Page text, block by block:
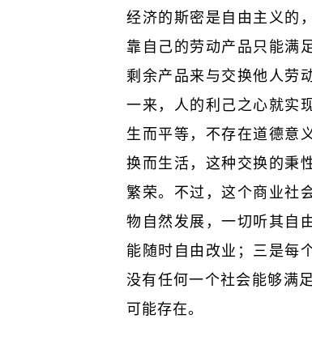
经济的斯密是自由主义的
靠自己的劳动产品只能满
剩余产品来与交换他人劳
一来，人的利己之心就实
生而平等，不存在道德意
换而生活，这种交换的秉
繁荣。不过，这个商业社
物自然发展，一切听其自
能随时自由改业；三是每
没有任何一个社会能够满
可能存在。